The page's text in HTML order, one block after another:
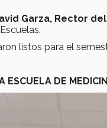
Garza, Rector
listos para el
ESCUELA DE